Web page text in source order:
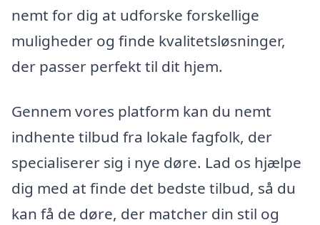
nemt for dig at udforske forskellige
muligheder og finde kvalitetsløsninger,
der passer perfekt til dit hjem.
Gennem vores platform kan du nemt
indhente tilbud fra lokale fagfolk, der
specialiserer sig i nye døre. Lad os hjælpe
dig med at finde det bedste tilbud, så du
kan få de døre, der matcher din stil og